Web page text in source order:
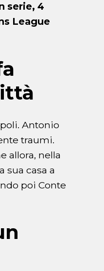
serie, 4
League
Antonio
traumi.
allora, nella
sua casa a
poi Conte